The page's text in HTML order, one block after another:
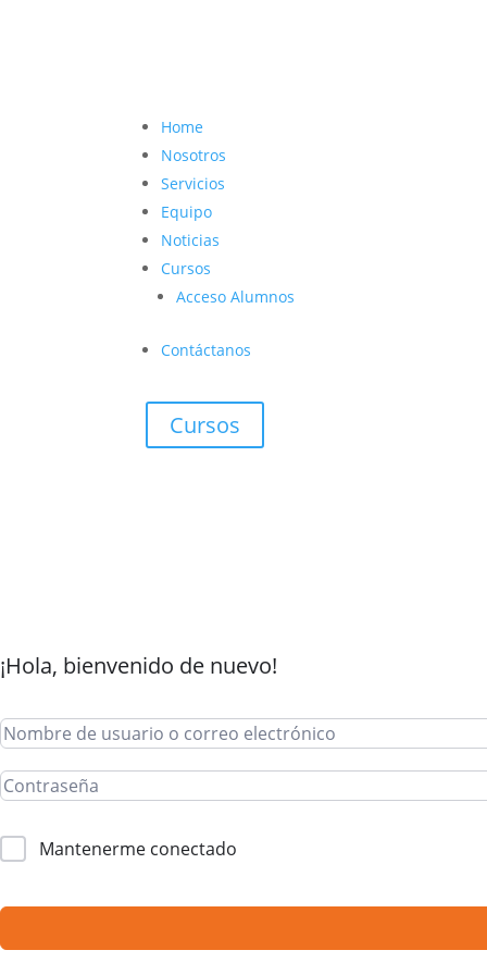
Home
Nosotros
Servicios
Equipo
Noticias
Cursos
Acceso Alumnos
Contáctanos
Cursos
¡Hola, bienvenido de nuevo!
Mantenerme conectado